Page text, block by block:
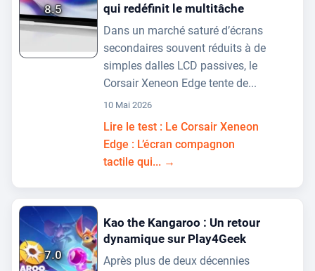
8.5
qui redéfinit le multitâche
Dans un marché saturé d’écrans
secondaires souvent réduits à de
simples dalles LCD passives, le
Corsair Xeneon Edge tente de...
10 Mai 2026
Lire le test : Le Corsair Xeneon
Edge : L’écran compagnon
tactile qui... →
7.0
Kao the Kangaroo : Un retour
dynamique sur Play4Geek
Après plus de deux décennies